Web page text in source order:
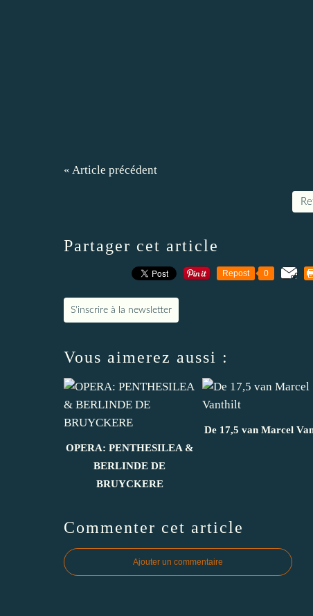
« Article précédent
Partager cet article
Repost 0
S'inscrire à la newsletter
Vous aimerez aussi :
OPERA: PENTHESILEA &
BERLINDE DE
BRUYCKERE
De 17,5 van Marcel
Commenter cet article
Ajouter un commentaire